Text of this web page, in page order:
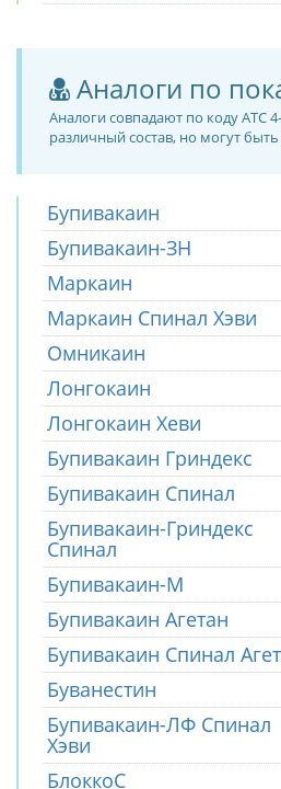
Аналоги по
Аналоги совпадают по коду
различный состав, но могут
Бупивакаин
Бупивакаин-ЗН
Маркаин
Маркаин Спинал Хэви
Омникаин
Лонгокаин
Лонгокаин Хеви
Бупивакаин Гриндекс
Бупивакаин Спинал
Бупивакаин-Гриндекс
Спинал
Бупивакаин-М
Бупивакаин Агетан
Бупивакаин Спинал
Буванестин
Бупивакаин-ЛФ Спинал
Хэви
БлоккоС